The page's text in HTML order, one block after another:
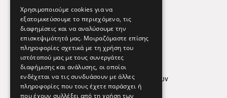
Εφημερεύοντα Φαρμακεία
Απόρρητο
Όροι Χρήσης
Πολιτική προστασίας δεδομένων
Findhere
Χρησιμοποιούμε cookies για να
εξατομικεύσουμε το περιεχόμενο, τις
διαφημίσεις και να αναλύσουμε την
επισκεψιμότητά μας. Μοιραζόμαστε επίσης
πληροφορίες σχετικά με τη χρήση του
ιστότοπού μας με τους συνεργάτες
διαφήμισης και ανάλυσης, οι οποίοι
ενδέχεται να τις συνδυάσουν με άλλες
πληροφορίες που τους έχετε παράσχει ή
που έχουν συλλέξει από τη χρήση των